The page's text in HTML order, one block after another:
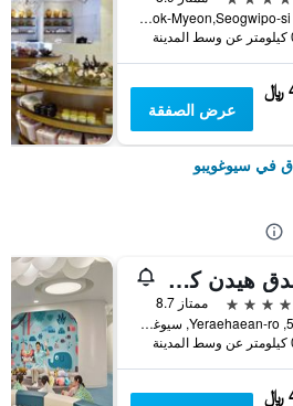
38 Sinhwayeoksa-ro 304Beon-Gil, Andeok-Myeon,Seogwipo-si, سيوغويبو, كوريا الجنوبية
عرض الصفقة
في سيوغويبو
فندق هيدن كليف هوتيل أند ناتشر
ممتاز 8.7
542, Yeraehaean-ro, سيوغويبو, كوريا الجنوبية